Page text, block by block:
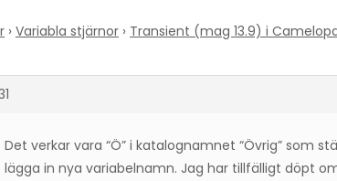
› Variabla stjärnor › Transient (mag 13.9) i
Det verkar vara “Ö” i katalognamnet “Övrig” som
lägga in nya variabelnamn. Jag har tillfälligt döpt